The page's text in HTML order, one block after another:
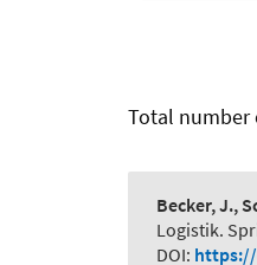
Total number
Becker, J.,
Logistik.
DOI: https://